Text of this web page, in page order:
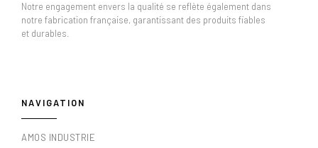
Notre engagement envers la qualité se reflète également dans
notre fabrication française, garantissant des produits fiables
et durables.
NAVIGATION
AMOS INDUSTRIE